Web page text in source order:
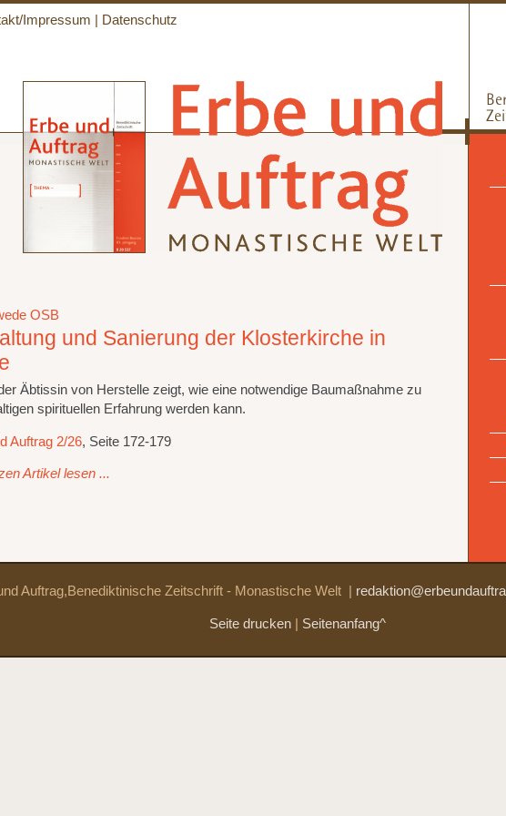
Impressum Datenschutz
OSB
und Sanierung der Klosterkirche in
Äbtissin von Herstelle zeigt, wie eine notwendige Baumaßnahme zu
spirituellen Erfahrung werden kann.
Auftrag 2/26, Seite 172-179
Artikel lesen ...
Auftrag,Benediktinische Zeitschrift - Monastische Welt
Seite drucken Seitenanfang^